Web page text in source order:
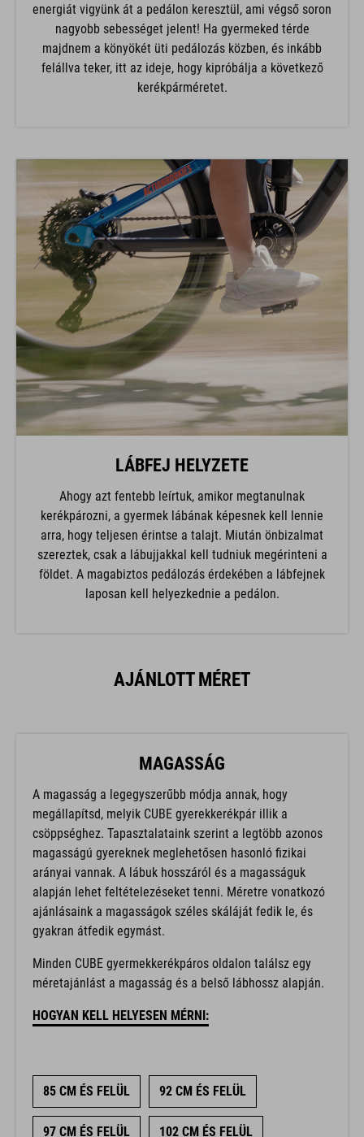
energiát vigyünk át a pedálon keresztül, ami végső soron
nagyobb sebességet jelent! Ha gyermeked térde
majdnem a könyökét üti pedálozás közben, és inkább
felállva teker, itt az ideje, hogy kipróbálja a következő
kerékpárméretet.
LÁBFEJ HELYZETE
Ahogy azt fentebb leírtuk, amikor megtanulnak
kerékpározni, a gyermek lábának képesnek kell lennie
arra, hogy teljesen érintse a talajt. Miután önbizalmat
szereztek, csak a lábujjakkal kell tudniuk megérinteni a
földet. A magabiztos pedálozás érdekében a lábfejnek
laposan kell helyezkednie a pedálon.
AJÁNLOTT MÉRET
MAGASSÁG
A magasság a legegyszerűbb módja annak, hogy
megállapítsd, melyik CUBE gyerekkerékpár illik a
csöppséghez. Tapasztalataink szerint a legtöbb azonos
magasságú gyereknek meglehetősen hasonló fizikai
arányai vannak. A lábuk hosszáról és a magasságuk
alapján lehet feltételezéseket tenni. Méretre vonatkozó
ajánlásaink a magasságok széles skáláját fedik le, és
gyakran átfedik egymást.
Minden CUBE gyermekkerékpáros oldalon találsz egy
méretajánlást a magasság és a belső lábhossz alapján.
HOGYAN KELL HELYESEN MÉRNI:
85 CM ÉS FELÜL 92 CM ÉS FELÜL
97 CM ÉS FELÜL 102 CM ÉS FELÜL